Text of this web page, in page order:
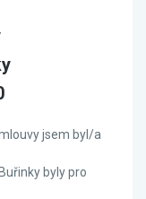
jsem byl/a
byly pro